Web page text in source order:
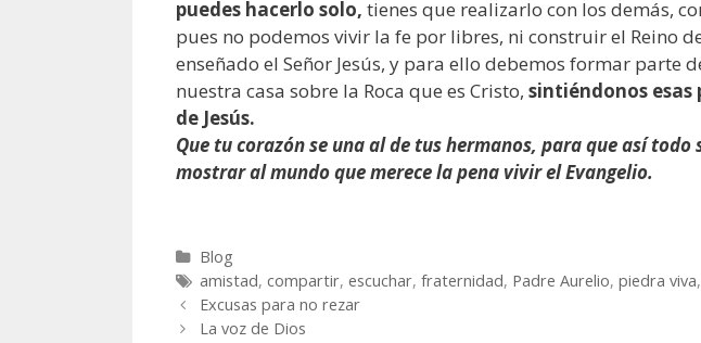
puedes hacerlo solo, tienes que realizarlo con los demás,
pues no podemos vivir la fe por libres, ni construir el Reino
enseñado el Señor Jesús, y para ello debemos formar
nuestra casa sobre la Roca que es Cristo, sintiéndonos esas
de Jesús.
Que tu corazón se una al de tus hermanos, para que así
mostrar al mundo que merece la pena vivir el Evangelio.
Categories
Blog
Tags
amistad, compartir, escuchar, fraternidad, Padre Aurelio, piedra viva,
Post
navigation
Excusas para no rezar
La voz de Dios